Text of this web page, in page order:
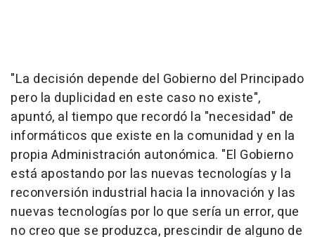
"La decisión depende del Gobierno del Principado
pero la duplicidad en este caso no existe",
apuntó, al tiempo que recordó la "necesidad" de
informáticos que existe en la comunidad y en la
propia Administración autonómica. "El Gobierno
está apostando por las nuevas tecnologías y la
reconversión industrial hacia la innovación y las
nuevas tecnologías por lo que sería un error, que
no creo que se produzca, prescindir de alguno de